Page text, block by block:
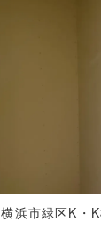
横浜市緑区K